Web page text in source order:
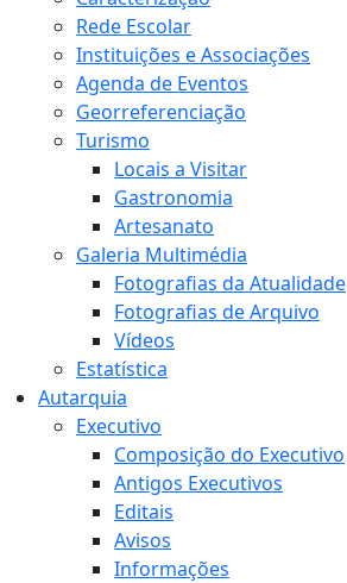
Rede Escolar
Instituições e Associações
Agenda de Eventos
Georreferenciação
Turismo
Locais a Visitar
Gastronomia
Artesanato
Galeria Multimédia
Fotografias da Atualidade
Fotografias de Arquivo
Vídeos
Estatística
Autarquia
Executivo
Composição do Executivo
Antigos Executivos
Editais
Avisos
Informações